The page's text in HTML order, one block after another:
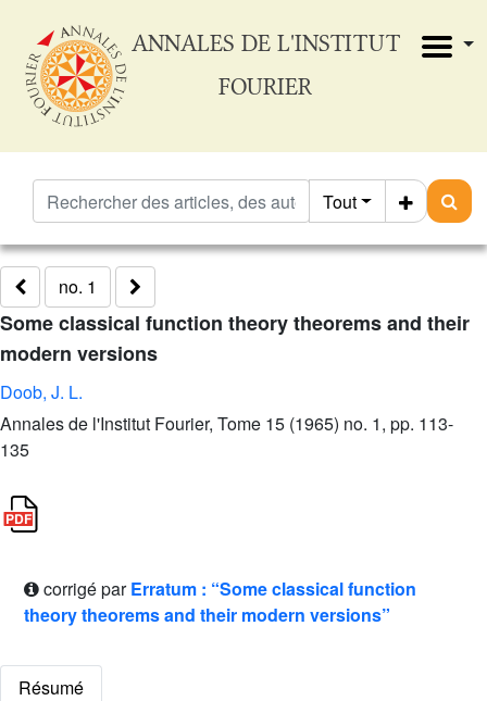
ANNALES DE L'INSTITUT
FOURIER
Tout
no. 1
Some classical function theory theorems and their
modern versions
Doob, J. L.
Annales de l'Institut Fourier, Tome 15 (1965) no. 1, pp. 113-
135
corrigé parErratum : “Some classical function
theory theorems and their modern versions”
Résumé